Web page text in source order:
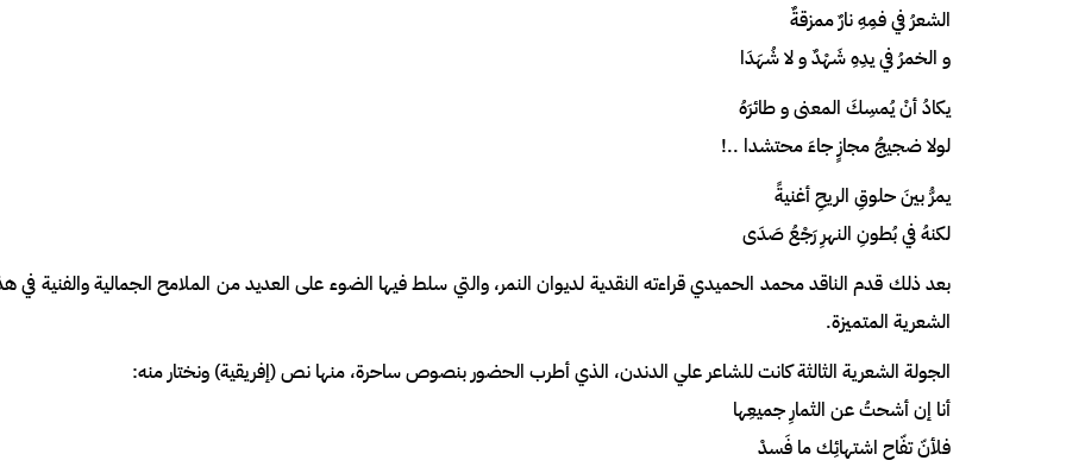
الشعرُ في فمِهِ نارٌ ممزقةٌ
و الخمرُ في يدِهِ شَهْدٌ و لا شُهَدَا
يكادُ أنْ يُمسِكَ المعنى و طائرَهُ
لولا ضجيجُ مجازٍ جاءَ محتشدا ..!
يمرُّ بينَ حلوقِ الريحِ أغنيةً
لكنهُ في بُطونِ النهرِ رَجْعُ صَدَى
بعد ذلك قدم الناقد محمد الحميدي قراءته النقدية لديوان النمر، والتي سلط فيها الضوء على العديد من الملامح الجمالية والفنية في
الشعرية المتميزة.
الجولة الشعرية الثالثة كانت للشاعر علي الدندن، الذي أطرب الحضور بنصوص ساحرة، منها نص (إفريقية) ونختار منه:
أنا إن أشحتُ عن الثمارِ جميعِها
فلأنّ تفّاح اشتهائِك ما فَسدْ